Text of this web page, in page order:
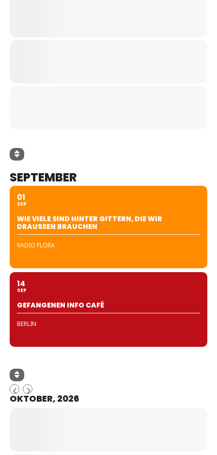
SEPTEMBER
01
SEP
WIE VIELE SIND HINTER GITTERN, DIE WIR
DRAUSSEN BRAUCHEN
RADIO FLORA
14
SEP
GEFANGENEN INFO CAFÉ
BERLIN
OKTOBER, 2026